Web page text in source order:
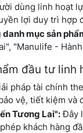
dùng linh hoạt
lợi duy trì hợp
mục sản
"Manulife -
đầu tư
pháp tài chính
vệ, tiết kiệm và
Tương Lai":Đây
khách hàng